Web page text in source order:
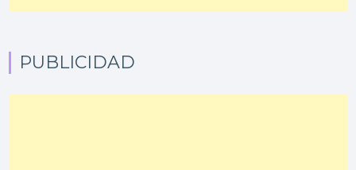
PUBLICIDAD